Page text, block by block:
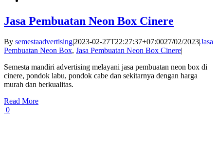
Jasa Pembuatan Neon Box Cinere
By semestaadvertising|2023-02-27T22:27:37+07:0027/02/2023|Jasa
Pembuatan Neon Box, Jasa Pembuatan Neon Box Cinere|
Semesta mandiri advertising melayani jasa pembuatan neon box di
cinere, pondok labu, pondok cabe dan sekitarnya dengan harga
murah dan berkualitas.
Read More
0